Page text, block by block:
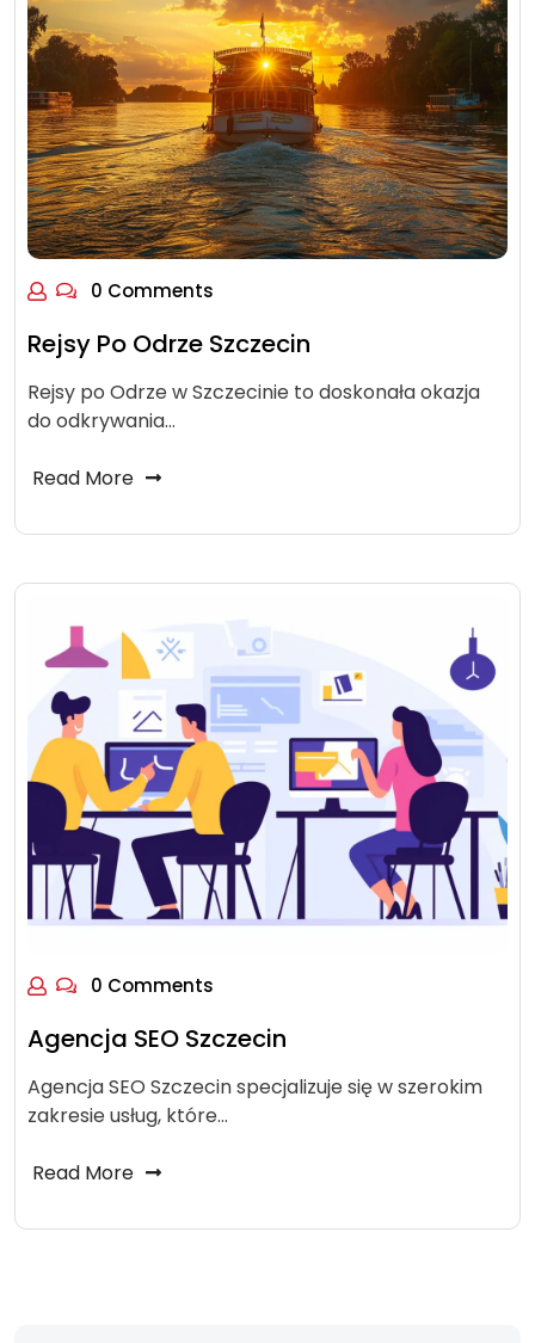
0 Comments
Rejsy Po Odrze Szczecin
Rejsy po Odrze w Szczecinie to doskonała okazja
do odkrywania…
Read More
0 Comments
Agencja SEO Szczecin
Agencja SEO Szczecin specjalizuje się w szerokim
zakresie usług, które…
Read More